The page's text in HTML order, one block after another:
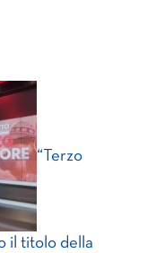
“Terzo
il titolo della